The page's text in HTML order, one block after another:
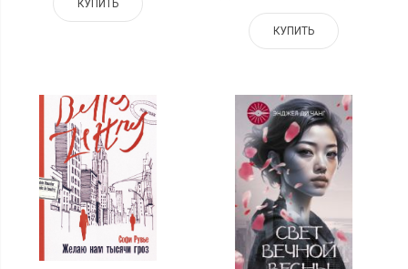
КУПИТЬ
КУПИТЬ